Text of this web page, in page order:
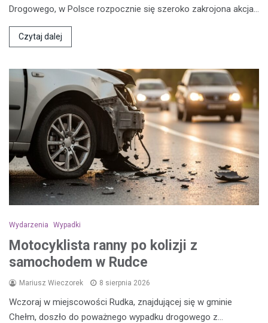
Drogowego, w Polsce rozpocznie się szeroko zakrojona akcja…
Czytaj dalej
Wydarzenia Wypadki
Motocyklista ranny po kolizji z
samochodem w Rudce
Mariusz Wieczorek 8 sierpnia 2026
Wczoraj w miejscowości Rudka, znajdującej się w gminie
Chełm, doszło do poważnego wypadku drogowego z…